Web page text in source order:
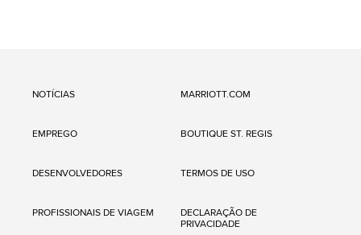
NOTÍCIAS
EMPREGO
DESENVOLVEDORES
PROFISSIONAIS DE VIAGEM
MARRIOTT.COM
BOUTIQUE ST. REGIS
TERMOS DE USO
DECLARAÇÃO DE
PRIVACIDADE